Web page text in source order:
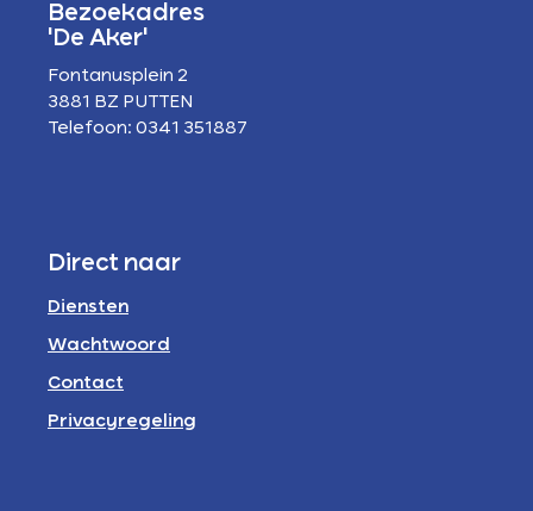
Bezoekadres
'De Aker'
Fontanusplein 2
3881 BZ PUTTEN
Telefoon: 0341 351887
Direct naar
Diensten
Wachtwoord
Contact
Privacyregeling